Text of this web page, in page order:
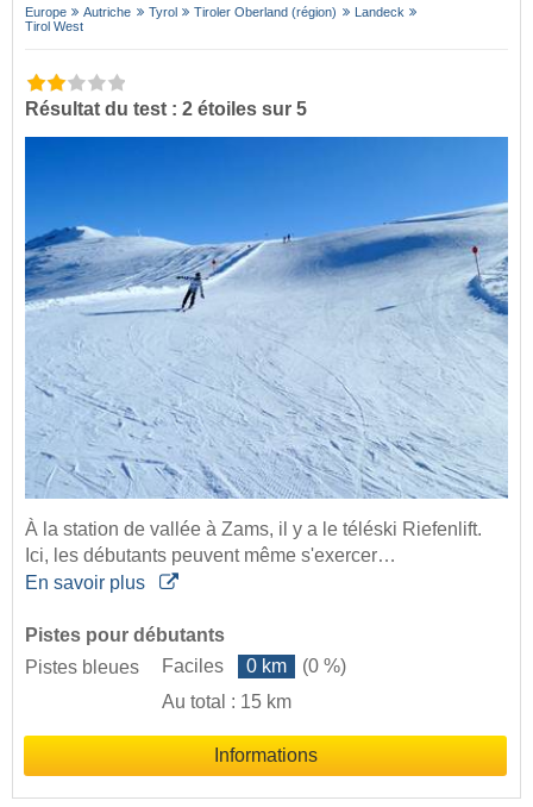
Europe Autriche Tyrol Tiroler Oberland (région)
Landeck
Tirol West
Résultat du test : 2 étoiles sur 5
À la station de vallée à Zams, il y a le téléski Riefenlift.
Ici, les débutants peuvent même s'exercer…
En savoir plus
Pistes pour débutants
Pistes bleues
Faciles 0 km
(0 %)
Au total : 15 km
Informations